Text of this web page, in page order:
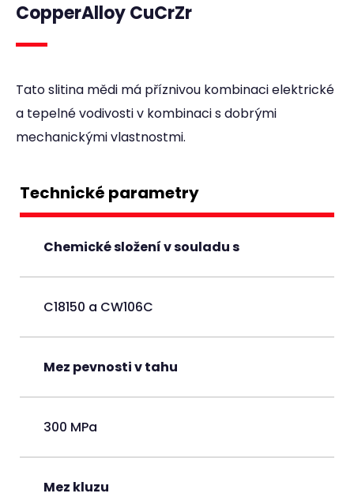
CopperAlloy CuCrZr
Tato slitina mědi má příznivou kombinaci elektrické
a tepelné vodivosti v kombinaci s dobrými
mechanickými vlastnostmi.
Technické parametry
Chemické složení v souladu s
C18150 a CW106C
Mez pevnosti v tahu
300 MPa
Mez kluzu